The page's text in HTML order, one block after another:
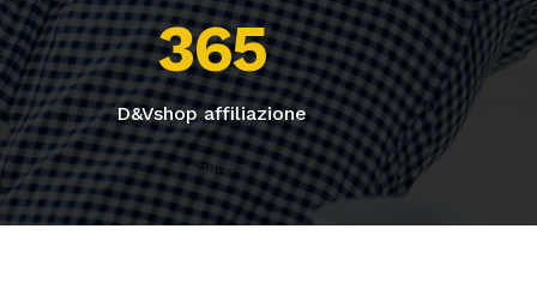
365
D&Vshop affiliazione
Acquista